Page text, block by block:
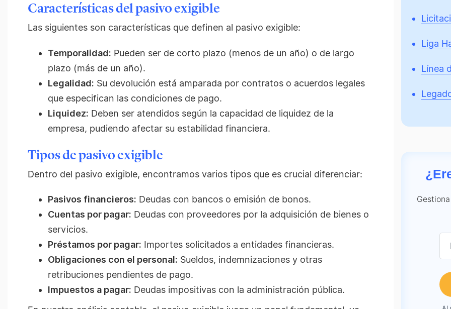
Características del pasivo exigible
Las siguientes son características que definen al pasivo exigible:
Temporalidad: Pueden ser de corto plazo (menos de un año) o de largo
plazo (más de un año).
Legalidad: Su devolución está amparada por contratos o acuerdos legales
que especifican las condiciones de pago.
Liquidez: Deben ser atendidos según la capacidad de liquidez de la
empresa, pudiendo afectar su estabilidad financiera.
Tipos de pasivo exigible
Dentro del pasivo exigible, encontramos varios tipos que es crucial diferenciar:
Pasivos financieros: Deudas con bancos o emisión de bonos.
Cuentas por pagar: Deudas con proveedores por la adquisición de bienes o
servicios.
Préstamos por pagar: Importes solicitados a entidades financieras.
Obligaciones con el personal: Sueldos, indemnizaciones y otras
retribuciones pendientes de pago.
Impuestos a pagar: Deudas impositivas con la administración pública.
Liga
Línea